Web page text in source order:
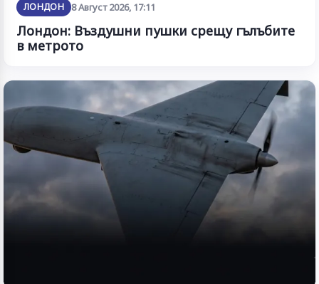
ЛОНДОН 8 Август 2026, 17:11
Лондон: Въздушни пушки срещу гълъбите
в метрото